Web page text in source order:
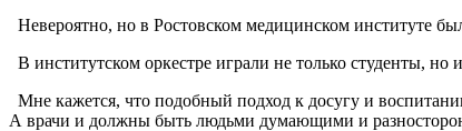
Невероятно, но в Ростовском медицинском институте
В институтском оркестре играли не только студенты, но
Мне кажется, что подобный подход к досугу и
А врачи и должны быть людьми думающими и